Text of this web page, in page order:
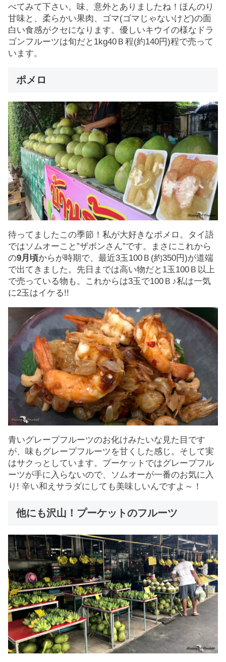
べてみて下さい。味、意外とありましたね！ほんのり
甘味と、柔らかい果肉、ゴマ(ゴマじゃないけど)の面
白い食感がクセになります。優しいキウイの様なドラ
ゴンフルーツは旬だと1kg40Ｂ程(約140円)程で売って
います。
ポメロ
待ってましたこの季節！私が大好きなポメロ。タイ語
ではソムオーこと”ザボンさん”です。まさにこれから
の9月頃からが時期で、最近3玉100Ｂ(約350円)が道端
で出てきました。先日までは高い物だと1玉100Ｂ以上
で売っている物も。これからは3玉で100Ｂ♪私は一気
に2玉はイケる!!
青いグレープフルーツのお化けみたいな見た目です
が、味もグレープフルーツを甘くした感じ。そして実
はサクっとしています。プーケットではグレープフル
ーツが手に入らないので、ソムオーが一番のお気に入
り! 辛い和えサラダにしても美味しいんですよ～！
他にも沢山！プーケットのフルーツ